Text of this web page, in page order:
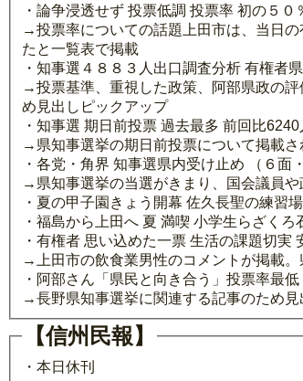
・論争浸透せず 投票低調 投票率 初の５
→投票率についての話題上田市は、当日
たと一覧表で掲載
・知事選４８８３人出口調査分析 有権者
→投票基準、重視した政策、阿部県政の
め見出しピックアップ
・知事選 期日前投票 過去最多 前回比
→県知事選挙の期日前投票について掲載
・各党・角界 知事選県内受け止め （６面
→県知事選挙の当選がきまり、国会議員
・夏の甲子園きょう開幕 佐久長聖の練習
・福島から上田へ 夏 満喫 小学生らざく
・有権者 思い込めた一票 生活の課題切実
→上田市の飲食業男性のコメントが掲載
・阿部さん「県民と向き合う」投票率最
→長野県知事選挙に関連する記事のため
【信州民報】
・本日休刊